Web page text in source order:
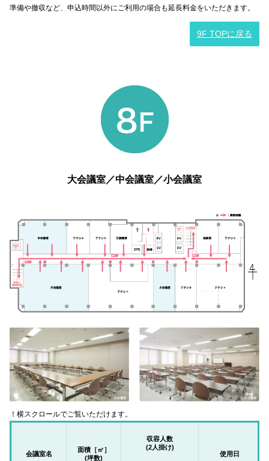
準備や撤収など、申込時間以外にご利用の場合も延長料金をいただきます。
9F TOPに戻る
大会議室／中会議室／小会議室
！横スクロールでご覧いただけます。
会議室名
面積［㎡］
(坪数)
収容人数
(2人掛け)
使用日